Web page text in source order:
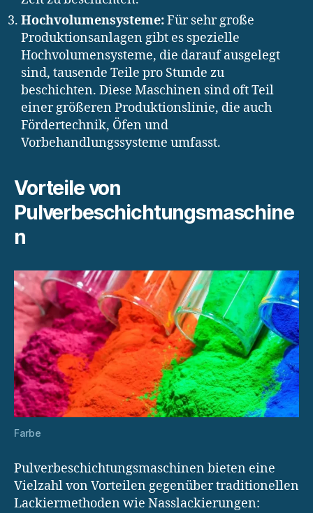
Hochvolumensysteme:Für sehr große
Produktionsanlagen gibt es spezielle
Hochvolumensysteme, die darauf ausgelegt
sind, tausende Teile pro Stunde zu
beschichten. Diese Maschinen sind oft Teil
einer größeren Produktionslinie, die auch
Fördertechnik, Öfen und
Vorbehandlungssysteme umfasst.
Vorteile von
Pulverbeschichtungsmaschine
n
Farbe
Pulverbeschichtungsmaschinen bieten eine
Vielzahl von Vorteilen gegenüber traditionellen
Lackiermethoden wie Nasslackierungen: